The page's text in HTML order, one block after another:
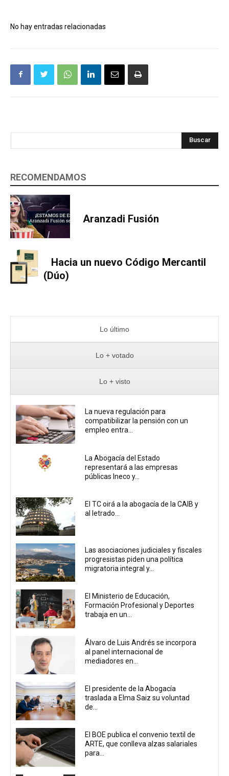
No hay entradas relacionadas
Buscar
RECOMENDAMOS
Aranzadi Fusión
Hacia un nuevo Código Mercantil
(Dúo)
Lo último
Lo + votado
Lo + visto
La nueva regulación para
compatibilizar la pensión con un
empleo entra...
La Abogacía del Estado
representará a las empresas
públicas Ineco y...
El TC oirá a la abogacía de la CAIB y
al letrado...
Las asociaciones judiciales y fiscales
progresistas piden una política
migratoria integral y...
El Ministerio de Educación,
Formación Profesional y Deportes
trabaja en un...
Álvaro de Luis Andrés se incorpora
al panel internacional de
mediadores en...
El presidente de la Abogacía
traslada a Elma Saiz su voluntad
de...
El BOE publica el convenio textil de
ARTE, que conlleva alzas salariales
para...